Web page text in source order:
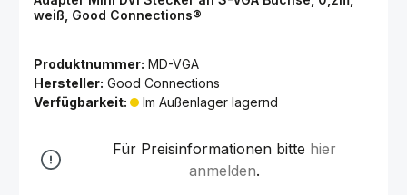
weiß, Good Connections®
Produktnummer: MD-VGA
Hersteller: Good Connections
Verfügbarkeit:
Im Außenlager lagernd
Für Preisinformationen bitte hier
anmelden.